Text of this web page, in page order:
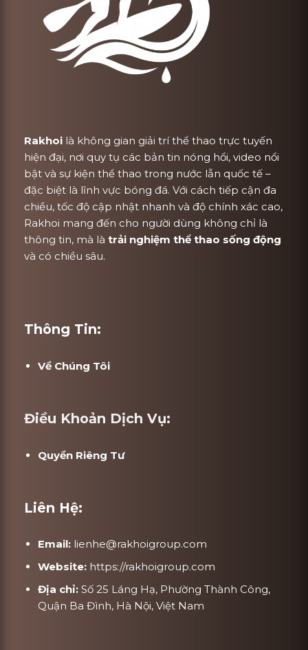
Rakhoi là không gian giải trí thể thao trực tuyến
hiện đại, nơi quy tụ các bản tin nóng hổi, video nổi
bật và sự kiện thể thao trong nước lẫn quốc tế –
đặc biệt là lĩnh vực bóng đá. Với cách tiếp cận đa
chiều, tốc độ cập nhật nhanh và độ chính xác cao,
Rakhoi mang đến cho người dùng không chỉ là
thông tin, mà là trải nghiệm thể thao sống động
và có chiều sâu.
Thông Tin:
Về Chúng Tôi
Điều Khoản Dịch Vụ:
Quyền Riêng Tư
Liên Hệ:
Email: lienhe@rakhoigroup.com
Website: https://rakhoigroup.com
Địa chỉ: Số 25 Láng Hạ, Phường Thành Công,
Quận Ba Đình, Hà Nội, Việt Nam